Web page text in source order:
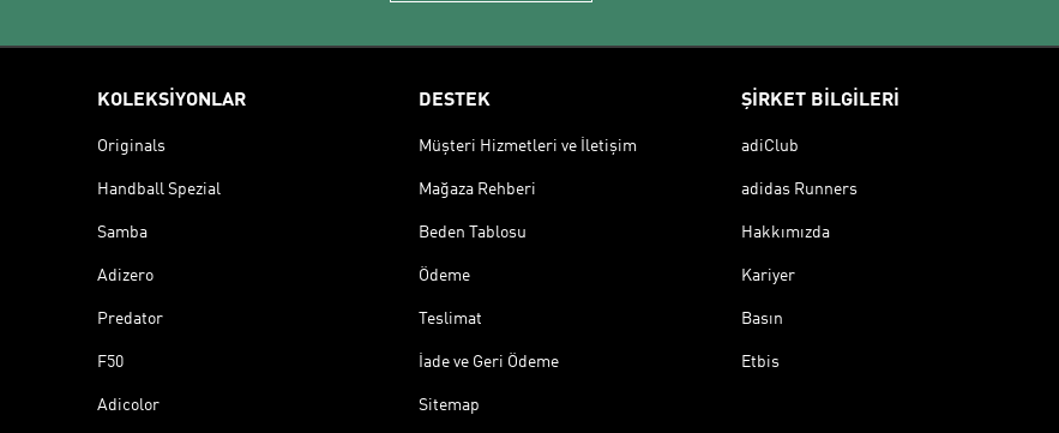
KOLEKSİYONLAR
Originals
Handball Spezial
Samba
Adizero
Predator
F50
Adicolor
DESTEK
Müşteri Hizmetleri ve İletişim
Mağaza Rehberi
Beden Tablosu
Ödeme
Teslimat
İade ve Geri Ödeme
Sitemap
ŞİRKET BİLGİLERİ
adiClub
adidas Runners
Hakkımızda
Kariyer
Basın
Etbis